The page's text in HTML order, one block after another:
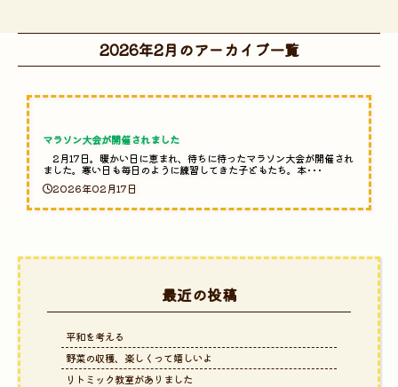
2026年2月のアーカイブ一覧
マラソン大会が開催されました
2026年02月17日
2月17日。暖かい日に恵まれ、待ちに待ったマラソン大会が開催され
ました。寒い日も毎日のように練習してきた子どもたち。本･･･
最近の投稿
平和を考える
野菜の収穫、楽しくって嬉しいよ
リトミック教室がありました